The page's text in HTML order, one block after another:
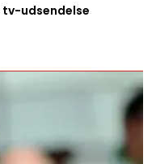
udsendelse